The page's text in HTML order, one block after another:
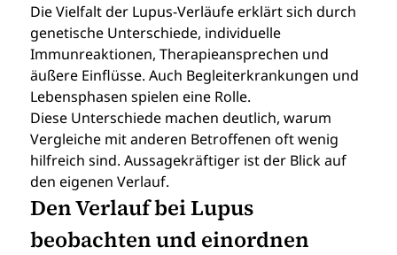
Die Vielfalt der Lupus-Verläufe erklärt sich durch
genetische Unterschiede, individuelle
Immunreaktionen, Therapieansprechen und
äußere Einflüsse. Auch Begleiterkrankungen und
Lebensphasen spielen eine Rolle.
Diese Unterschiede machen deutlich, warum
Vergleiche mit anderen Betroffenen oft wenig
hilfreich sind. Aussagekräftiger ist der Blick auf
den eigenen Verlauf.
Den Verlauf bei Lupus
beobachten und einordnen